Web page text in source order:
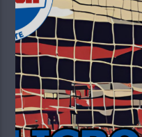
PELIGRO DE GOL